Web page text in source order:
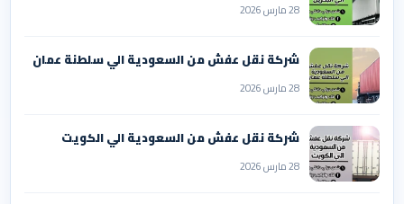
28 مارس 2026
شركة نقل عفش من السعودية الي سلطنة عمان
28 مارس 2026
شركة نقل عفش من السعودية الي الكويت
28 مارس 2026